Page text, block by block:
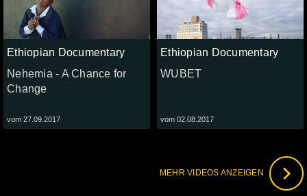
Ethiopian Documentary
Nehemia - A Chance for
Change
vom 27.09.2017
Ethiopian Documentary
WUBET
vom 02.08.2017
MEHR VIDEOS ANZEIGEN